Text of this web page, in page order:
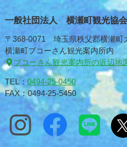
一般社団法人 横瀬町観光協会
〒368-0071 埼玉県秩父郡横瀬町
横瀬町ブコーさん観光案内所内
ブコーさん観光案内所の近辺地
TEL：0494-25-0450
FAX：0494-25-5450